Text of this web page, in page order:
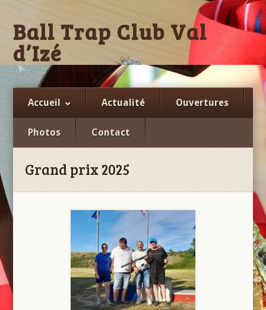
Ball Trap Club Val
d’Izé
Facebook
Accueil Actualité Ouvertures
Photos Contact
Grand prix 2025